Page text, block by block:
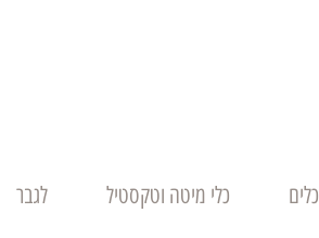
כלים כלי מיטה וטקסטיל לגבר